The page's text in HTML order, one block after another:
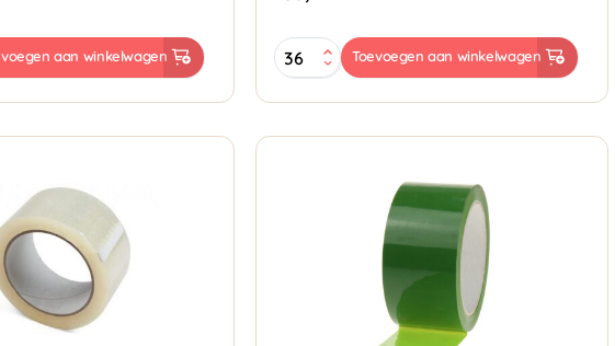
aan winkelwagen
PP
Acryl
50mmx66mtr
28my
Toevoegen aan winkelwagen